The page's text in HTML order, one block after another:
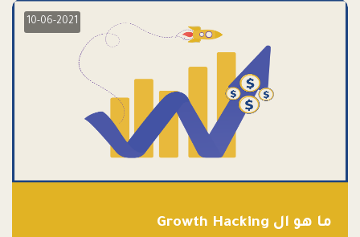
10-06-2021
ما هو ال Growth Hacking